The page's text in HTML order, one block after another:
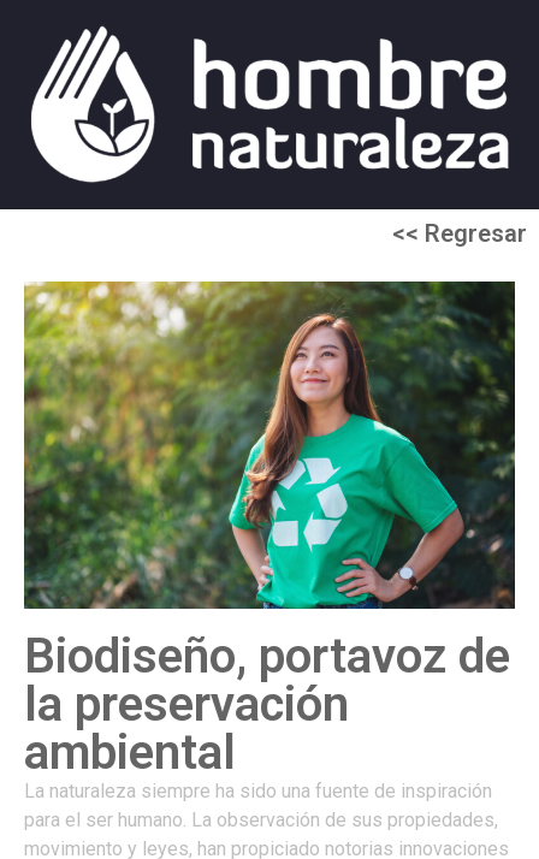
<< Regresar
Biodiseño, portavoz de
la preservación
ambiental
La naturaleza siempre ha sido una fuente de inspiración
para el ser humano. La observación de sus propiedades,
movimiento y leyes, han propiciado notorias innovaciones